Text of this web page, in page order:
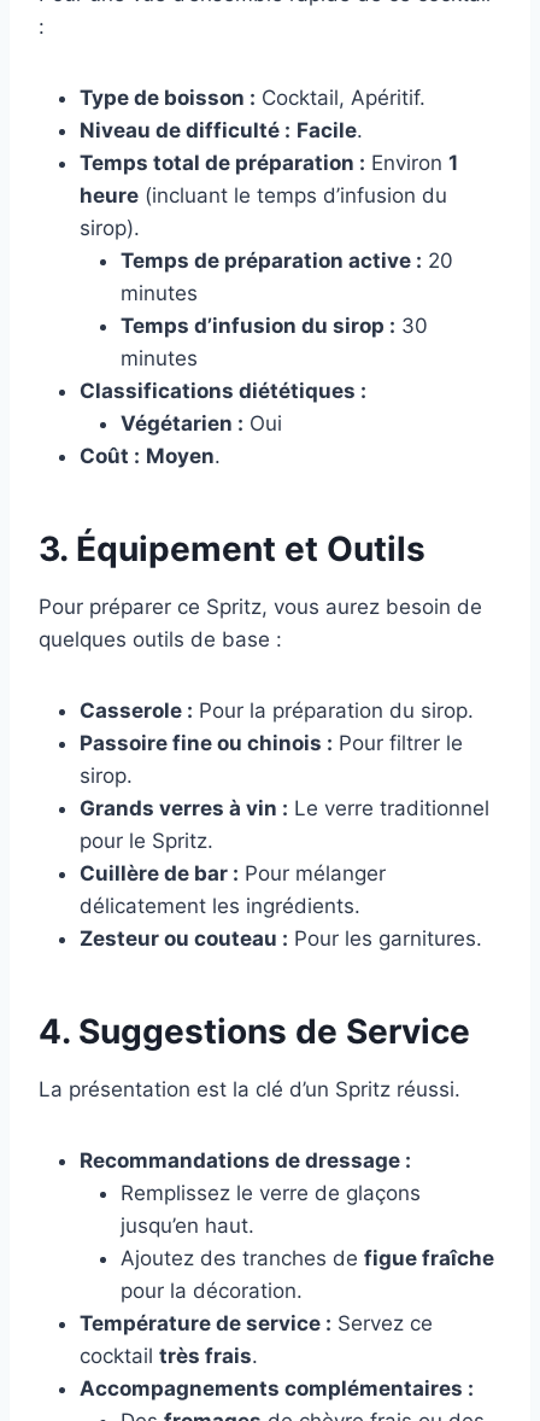
:
Type de boisson : Cocktail, Apéritif.
Niveau de difficulté : Facile.
Temps total de préparation : Environ 1
heure (incluant le temps d’infusion du
sirop).
Temps de préparation active : 20
minutes
Temps d’infusion du sirop : 30
minutes
Classifications diététiques :
Végétarien : Oui
Coût : Moyen.
3. Équipement et Outils
Pour préparer ce Spritz, vous aurez besoin de
quelques outils de base :
Casserole : Pour la préparation du sirop.
Passoire fine ou chinois : Pour filtrer le
sirop.
Grands verres à vin : Le verre traditionnel
pour le Spritz.
Cuillère de bar : Pour mélanger
délicatement les ingrédients.
Zesteur ou couteau : Pour les garnitures.
4. Suggestions de Service
La présentation est la clé d’un Spritz réussi.
Recommandations de dressage :
Remplissez le verre de glaçons
jusqu’en haut.
Ajoutez des tranches de figue fraîche
pour la décoration.
Température de service : Servez ce
cocktail très frais.
Accompagnements complémentaires :